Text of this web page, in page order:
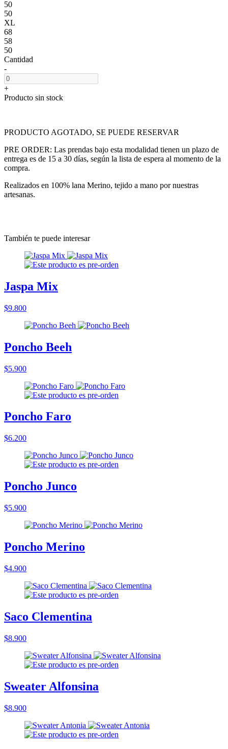
50
50
XL
68
58
50
Cantidad
-
+
Producto sin stock
PRODUCTO AGOTADO, SE PUEDE RESERVAR
PRE ORDER: Las prendas bajo esta modalidad tienen un plazo de
entrega es de 15 a 30 días, según la lista de espera al momento de la
compra.
Realizados en 100% lana Merino, tejido a mano por nuestras
artesanas.
También te puede interesar
Jaspa Mix
$9.800
Poncho Beeh
$5.900
Poncho Faro
$6.200
Poncho Junco
$5.900
Poncho Merino
$4.900
Saco Clementina
$8.900
Sweater Alfonsina
$8.900